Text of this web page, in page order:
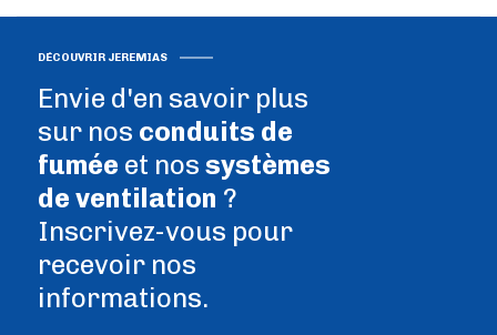
DÉCOUVRIR JEREMIAS
Envie d'en savoir plus
sur nos conduits de
fumée et nos systèmes
de ventilation ?
Inscrivez-vous pour
recevoir nos
informations.